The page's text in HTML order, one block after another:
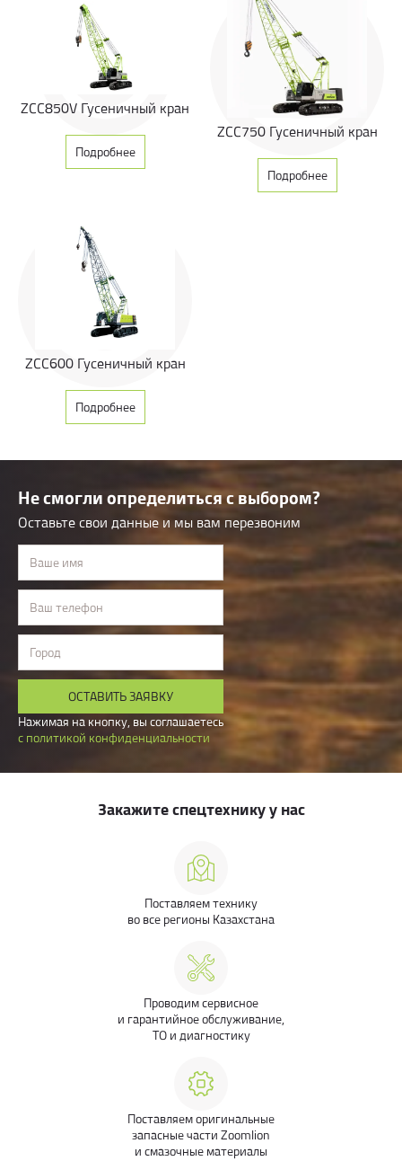
ZCC850V Гусеничный кран
Подробнее
ZCC750 Гусеничный кран
Подробнее
ZCC600 Гусеничный кран
Подробнее
Не смогли определиться с выбором?
Оставьте свои данные и мы вам перезвоним
Ваше имя
Ваш телефон
Город
ОСТАВИТЬ ЗАЯВКУ
Нажимая на кнопку, вы соглашаетесь
с политикой конфиденциальности
Закажите спецтехнику у нас
Поставляем технику
во все регионы Казахстана
Проводим сервисное
и гарантийное обслуживание,
ТО и диагностику
Поставляем оригинальные
запасные части Zoomlion
и смазочные материалы